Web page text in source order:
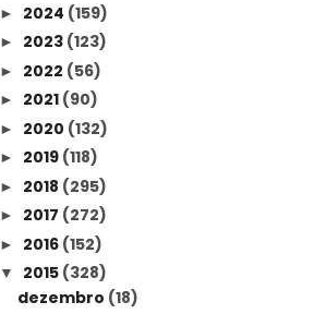
► 2024 (159)
► 2023 (123)
► 2022 (56)
► 2021 (90)
► 2020 (132)
► 2019 (118)
► 2018 (295)
► 2017 (272)
► 2016 (152)
▼ 2015 (328)
dezembro (18)